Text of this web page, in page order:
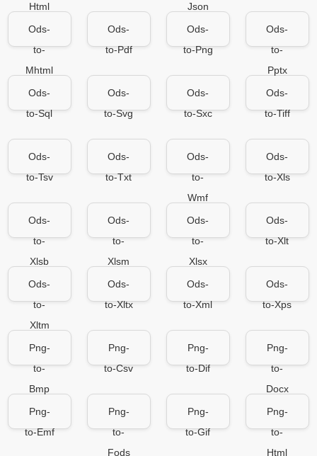
Html
Json
Ods-
to-
Mhtml
Ods-
to-Pdf
Ods-
to-Png
Ods-
to-
Pptx
Ods-
to-Sql
Ods-
to-Svg
Ods-
to-Sxc
Ods-
to-Tiff
Ods-
to-Tsv
Ods-
to-Txt
Ods-
to-
Wmf
Ods-
to-Xls
Ods-
to-
Xlsb
Ods-
to-
Xlsm
Ods-
to-
Xlsx
Ods-
to-Xlt
Ods-
to-
Xltm
Ods-
to-Xltx
Ods-
to-Xml
Ods-
to-Xps
Png-
to-
Bmp
Png-
to-Csv
Png-
to-Dif
Png-
to-
Docx
Png-
to-Emf
Png-
to-
Fods
Png-
to-Gif
Png-
to-
Html